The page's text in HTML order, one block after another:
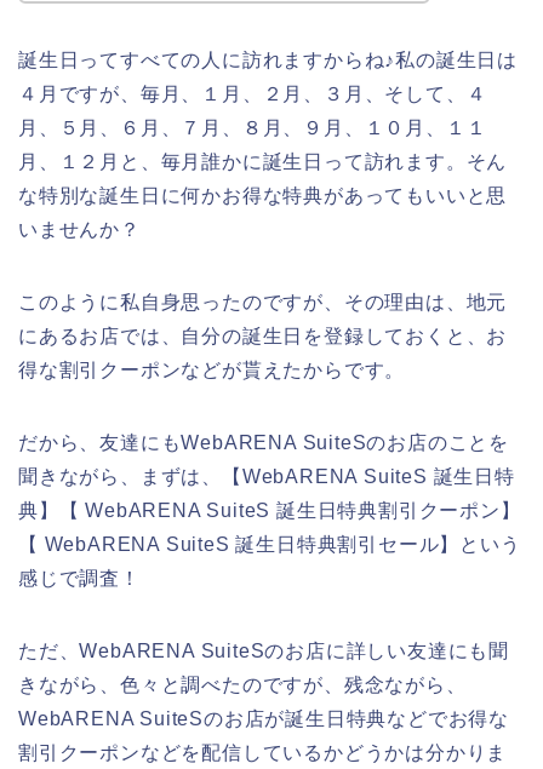
誕生日ってすべての人に訪れますからね♪私の誕生日は
４月ですが、毎月、１月、２月、３月、そして、４
月、５月、６月、７月、８月、９月、１０月、１１
月、１２月と、毎月誰かに誕生日って訪れます。そん
な特別な誕生日に何かお得な特典があってもいいと思
いませんか？
このように私自身思ったのですが、その理由は、地元
にあるお店では、自分の誕生日を登録しておくと、お
得な割引クーポンなどが貰えたからです。
だから、友達にもWebARENA SuiteSのお店のことを
聞きながら、まずは、【WebARENA SuiteS 誕生日特
典】【 WebARENA SuiteS 誕生日特典割引クーポン】
【 WebARENA SuiteS 誕生日特典割引セール】という
感じで調査！
ただ、WebARENA SuiteSのお店に詳しい友達にも聞
きながら、色々と調べたのですが、残念ながら、
WebARENA SuiteSのお店が誕生日特典などでお得な
割引クーポンなどを配信しているかどうかは分かりま